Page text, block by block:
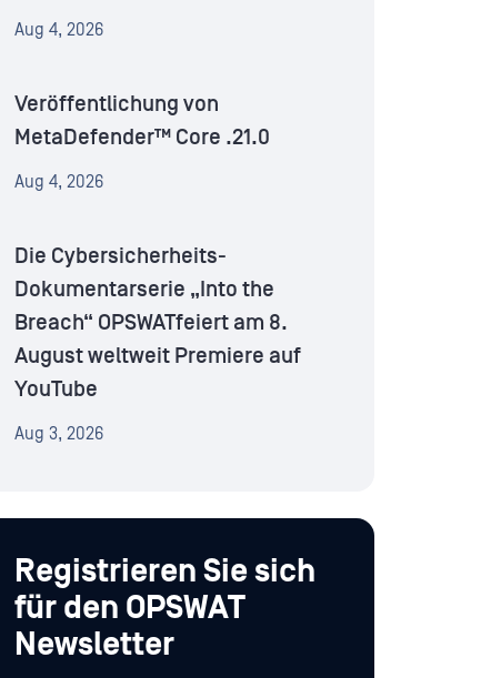
Aug 4, 2026
Veröffentlichung von
MetaDefender™ Core .21.0
Aug 4, 2026
Die Cybersicherheits-
Dokumentarserie „Into the
Breach“ OPSWATfeiert am 8.
August weltweit Premiere auf
YouTube
Aug 3, 2026
Registrieren Sie sich
für den OPSWAT
Newsletter